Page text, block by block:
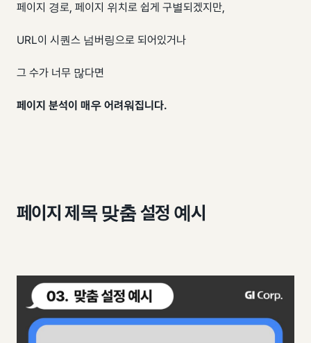
페이지 경로, 페이지 위치로 쉽게 구별되겠지만,
URL이 시퀀스 넘버링으로 되어있거나
그 수가 너무 많다면
페이지 분석이 매우 어려워집니다.
페이지 제목 맞춤 설정 예시